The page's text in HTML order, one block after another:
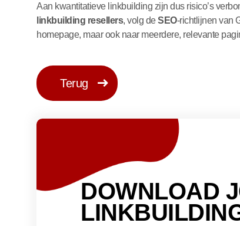
Aan kwantitatieve linkbuilding zijn dus risico’s
linkbuilding resellers, volg deSEO-richtlijnen van
homepage, maar ook naar meerdere, relevante
Terug
DOWNLOAD